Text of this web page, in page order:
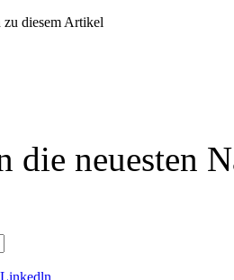
zu diesem Artikel
die neuesten